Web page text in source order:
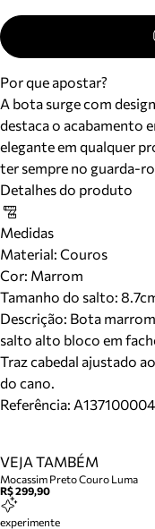
Por que apostar?
A bota surge com
destaca o acabamento
elegante em qualquer
ter sempre no guarda-
Detalhes do produto
Medidas
Material: Couros
Cor: Marrom
Tamanho do salto:
Descrição: Bota
salto alto bloco em
Traz cabedal ajustado
do cano.
Referência:
VEJA TAMBÉM
Mocassim Preto Couro Luma
R$ 299,90
experimente